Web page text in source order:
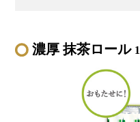
濃厚 抹茶ロール